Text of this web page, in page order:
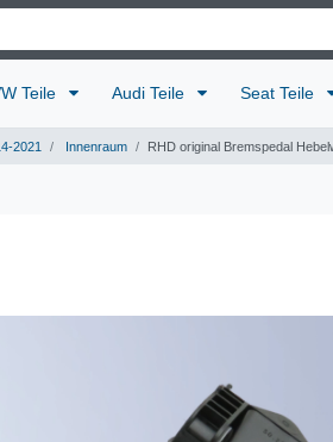
Teile Audi Teile Seat Teile
2021 Innenraum RHD original Bremspedal